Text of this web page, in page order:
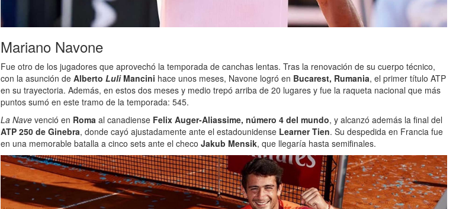
Mariano Navone
Fue otro de los jugadores que aprovechó la temporada de canchas lentas. Tras la renovación de su cuerpo técnico,
con la asunción de Alberto LuliMancini hace unos meses, Navone logró en Bucarest, Rumania, el primer título ATP
en su trayectoria. Además, en estos dos meses y medio trepó arriba de 20 lugares y fue la raqueta nacional que más
puntos sumó en este tramo de la temporada: 545.
La Nave venció en Roma al canadiense Felix Auger-Aliassime, número 4 del mundo, y alcanzó además la final del
ATP 250 de Ginebra, donde cayó ajustadamente ante el estadounidense Learner Tien. Su despedida en Francia fue
en una memorable batalla a cinco sets ante el checo Jakub Mensik, que llegaría hasta semifinales.